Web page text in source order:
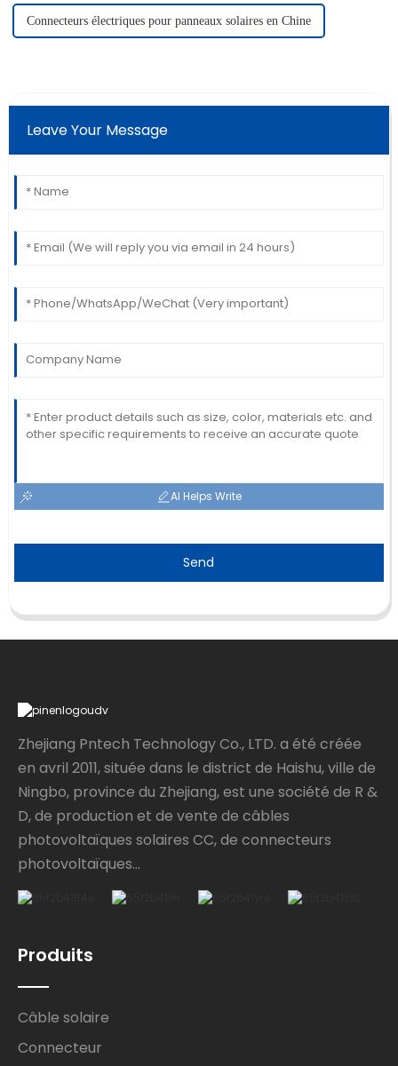
Connecteurs électriques pour panneaux solaires en Chine
Leave Your Message
AI Helps Write
Send
Zhejiang Pntech Technology Co., LTD. a été créée
en avril 2011, située dans le district de Haishu, ville de
Ningbo, province du Zhejiang, est une société de R &
D, de production et de vente de câbles
photovoltaïques solaires CC, de connecteurs
photovoltaïques...
Produits
Câble solaire
Connecteur